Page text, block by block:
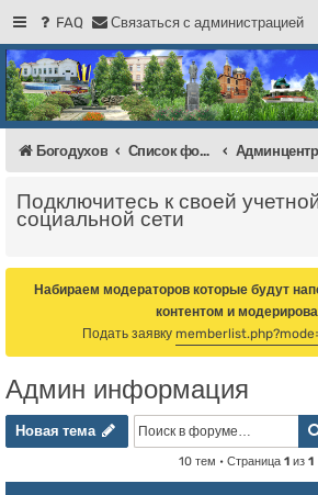
FAQ Связаться с администрацией
Регистрация
Форум Богодухова
Богодухов
Богодухов Список форумов Админцентр
Подключитесь к своей
социальной сети
Набираем модераторов которые будут
контентом и
Подать заявку
Админ информация
Новая тема
Новая тема
10 тем • Страница 1из 1